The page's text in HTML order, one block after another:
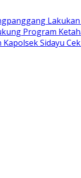
Program
Sidayu